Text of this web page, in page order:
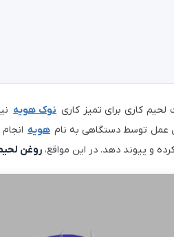
لحیم کاری برای تمیز کاری نوک هویه
عمل توسط دستگاهی به نام هویه
و پیوند دهد. در این مواقع، روغن